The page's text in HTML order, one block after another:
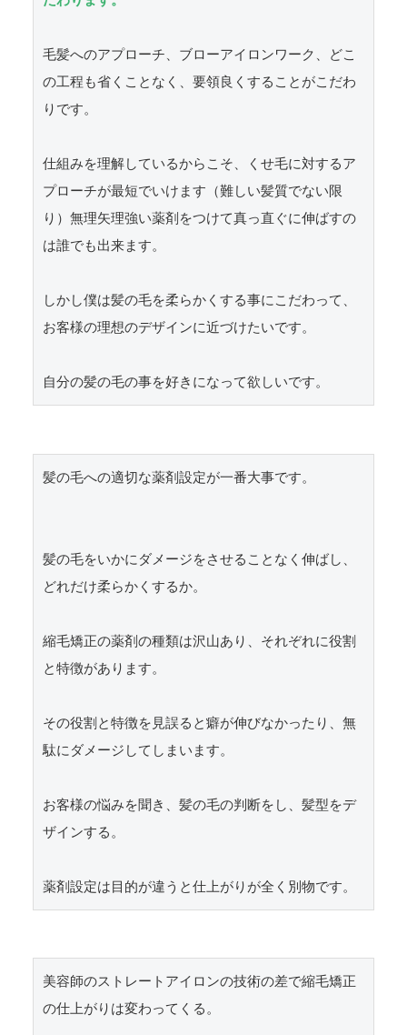
毛髪へのアプローチ、ブローアイロンワーク、どこ
の工程も省くことなく、要領良くすることがこだわ
りです。
仕組みを理解しているからこそ、くせ毛に対するア
プローチが最短でいけます（難しい髪質でない限
り）無理矢理強い薬剤をつけて真っ直ぐに伸ばすの
は誰でも出来ます。
しかし僕は髪の毛を柔らかくする事にこだわって、
お客様の理想のデザインに近づけたいです。
自分の髪の毛の事を好きになって欲しいです。
髪の毛への適切な薬剤設定が一番大事です。
髪の毛をいかにダメージをさせることなく伸ばし、
どれだけ柔らかくするか。
縮毛矯正の薬剤の種類は沢山あり、それぞれに役割
と特徴があります。
その役割と特徴を見誤ると癖が伸びなかったり、無
駄にダメージしてしまいます。
お客様の悩みを聞き、髪の毛の判断をし、髪型をデ
ザインする。
美容師のストレートアイロンの技術の差で縮毛矯正
の仕上がりは変わってくる。